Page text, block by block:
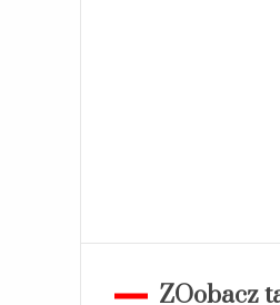
ZOobacz